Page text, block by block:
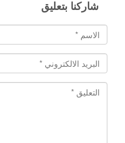
شاركنا بتعليق